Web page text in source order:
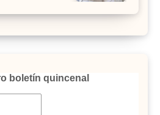
boletín quincenal